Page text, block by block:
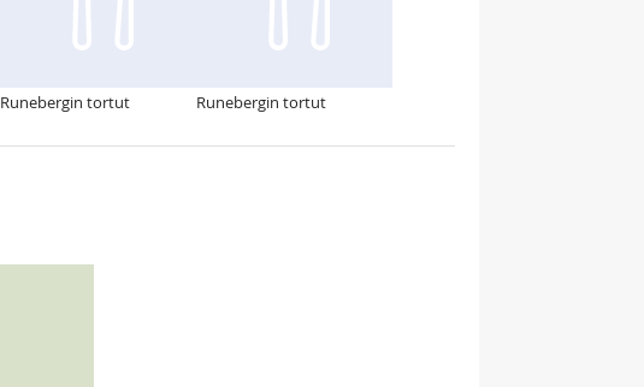
Runebergin tortut Runebergin tortut